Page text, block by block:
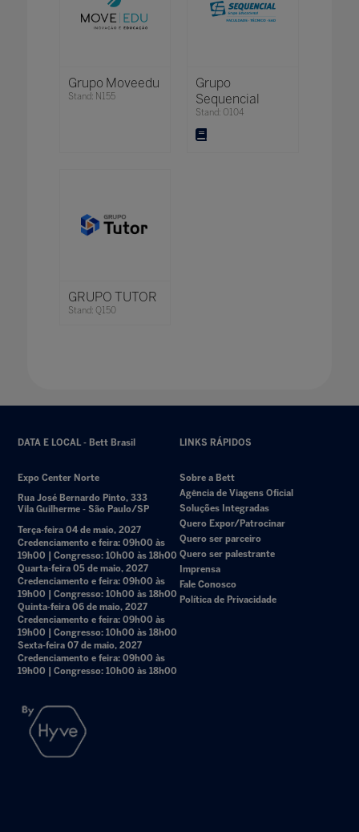
Grupo Moveedu
Stand: N155
Grupo
Sequencial
Stand: O104
GRUPO TUTOR
Stand: Q150
DATA E LOCAL - Bett Brasil
Expo Center Norte
Rua José Bernardo Pinto, 333
Vila Guilherme - São Paulo/SP
Terça-feira 04 de maio, 2027
Credenciamento e feira: 09h00 às
19h00 | Congresso: 10h00 às 18h00
Quarta-feira 05 de maio, 2027
Credenciamento e feira: 09h00 às
19h00 | Congresso: 10h00 às 18h00
Quinta-feira 06 de maio, 2027
Credenciamento e feira: 09h00 às
19h00 | Congresso: 10h00 às 18h00
Sexta-feira 07 de maio, 2027
Credenciamento e feira: 09h00 às
19h00 | Congresso: 10h00 às 18h00
LINKS RÁPIDOS
Sobre a Bett
Agência de Viagens Oficial
Soluções Integradas
Quero Expor/Patrocinar
Quero ser parceiro
Quero ser palestrante
Imprensa
Fale Conosco
Política de Privacidade